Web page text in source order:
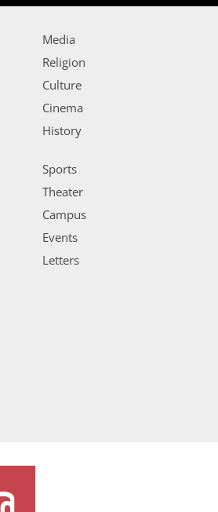
Media
Religion
Culture
Cinema
History
Sports
Theater
Campus
Events
Letters